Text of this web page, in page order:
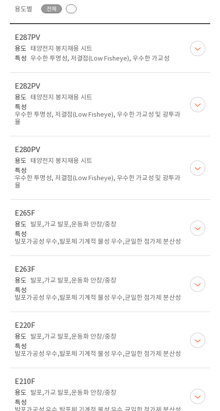
용도별 전체
E287PV
용도
태양전지 봉지재용 시트
특성 우수한 투명성, 저결점(Low Fisheye), 우수한 가교성
E282PV
용도
태양전지 봉지재용 시트
특성
우수한 투명성, 저결점(Low Fisheye), 우수한 가교성 및 광투과
율
E280PV
용도
태양전지 봉지재용 시트
특성
우수한 투명성, 저결점(Low Fisheye), 우수한 가교성 및 광투과
율
E265F
용도
발포,가교 발포,운동화 안창/중창
특성
발포가공성 우수,발포체 기계적 물성 우수,균일한 첨가제 분산성
E263F
용도
발포,가교 발포,운동화 안창/중창
특성
발포가공성 우수,발포체 기계적 물성 우수,균일한 첨가제 분산성
E220F
용도
발포,가교 발포,운동화 안창/중창
특성
발포가공성 우수,발포체 기계적 물성 우수,균일한 첨가제 분산성
E210F
용도
발포,가교 발포,운동화 안창/중창
특성